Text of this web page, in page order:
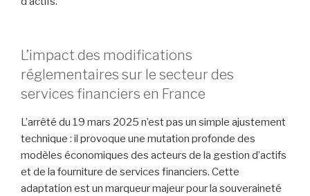
L’impact des modifications
réglementaires sur le secteur des
services financiers en France
L’arrêté du 19 mars 2025 n’est pas un simple ajustement
technique : il provoque une mutation profonde des
modèles économiques des acteurs de la gestion d’actifs
et de la fourniture de services financiers. Cette
adaptation est un marqueur majeur pour la souveraineté